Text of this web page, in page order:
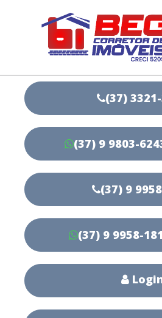
(37)
(37) 9 9803-
(37) 9
(37) 9 9958-